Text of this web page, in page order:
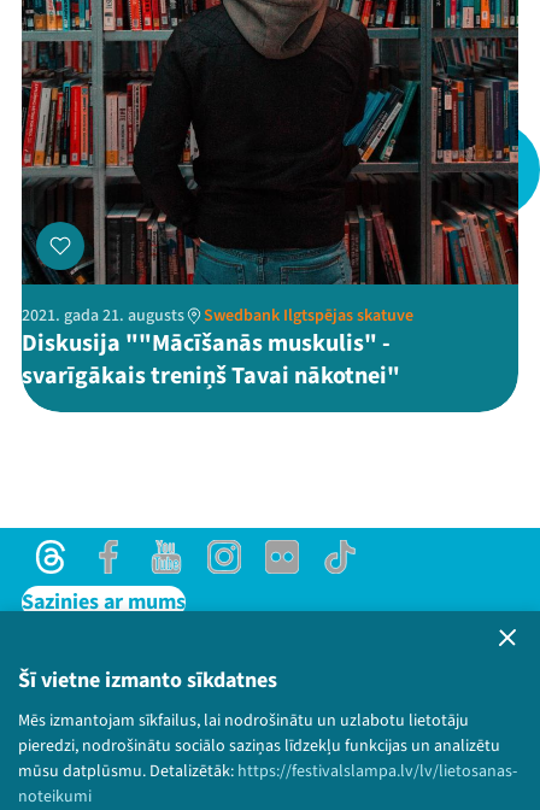
Šī vietne izmanto sīkdatnes
Mēs izmantojam sīkfailus, lai nodrošinātu un uzlabotu lietotāju
pieredzi, nodrošinātu sociālo saziņas līdzekļu funkcijas un analizētu
mūsu datplūsmu. Detalizētāk: https://festivalslampa.lv/lv/lietosanas-
noteikumi
Kontakti
ThreadsFacebookYoutube
X Instagram
Flick TikTok
2021. gada 21. augusts Swedbank Ilgtspējas skatuve
Diskusija ""Mācīšanās muskulis" -
svarīgākais treniņš Tavai nākotnei"
ThreadsFacebookYoutubeInstagram
Flick TikTok
Sazinies ar mums
Lietošanas noteikumi un sīkdatņu politika
Bērnu aizsardzības politika
© 2026 Sarunu festivāls LAMPA Visas tiesības
paturētas.